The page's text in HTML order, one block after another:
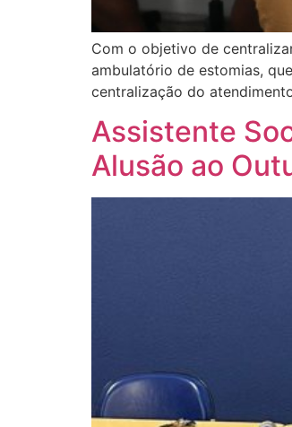
Com o objetivo de
ambulatório de estomias,
centralização do
Assistente
Alusão ao